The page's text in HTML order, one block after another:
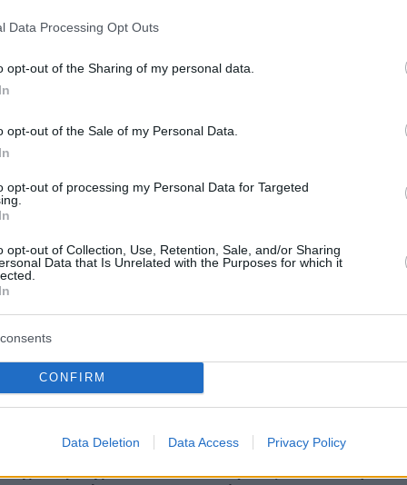
Data Processing Opt Outs
opt-out of the Sharing of my personal data.
opt-out of the Sale of my Personal Data.
opt-out of processing my Personal Data for Targeted
opt-out of Collection, Use, Retention, Sale, and/or Sharing
Data that Is Unrelated with the Purposes for which it
CONFIRM
Data Deletion Data Access Privacy Policy
στοProtothema.gr
Ειδήσεις
Στίβου
ρεκόρ από την
100 μέτρα
της απόφασης που
Δανεικός στη Φιορεντίνα από τη
Η Τουρκία «γκριζάρει» ξανά το
Αιγαίο και προκαλεί με αφορμή το
Ειδικό Χωροταξικό Πλαίσιο για τον